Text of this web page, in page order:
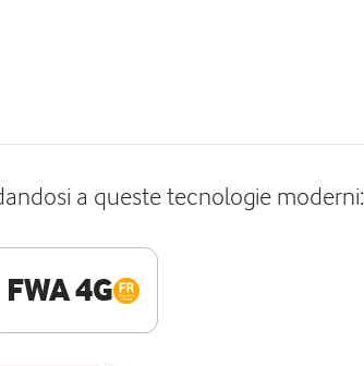
a queste tecnologie moderni:
FWA 4G